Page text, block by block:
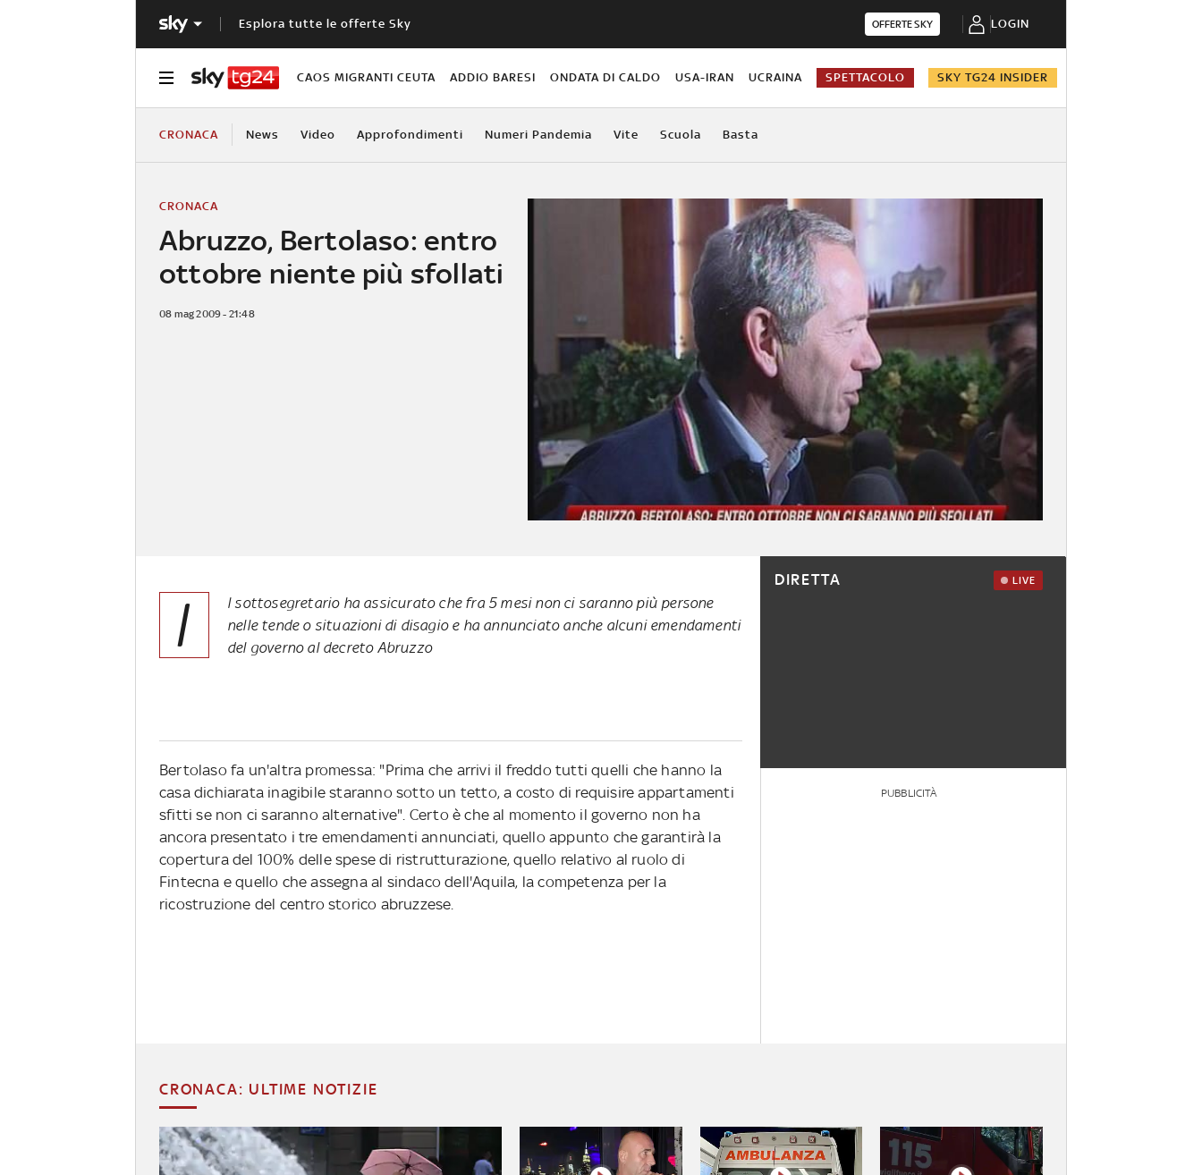
Esplora tutte le offerte Sky OFFERTE SKY LOGIN
CAOS MIGRANTI CEUTA ADDIO BARESI ONDATA DI CALDO USA-IRAN UCRAINA SPETTACOLO SKY TG24 INSIDER
CRONACA News Video Approfondimenti Numeri Pandemia Vite Scuola Basta
Abruzzo, Bertolaso: entro
ottobre niente più sfollati
CRONACA
08 mag 2009 - 21:48
I
l sottosegretario ha assicurato che fra 5 mesi non ci saranno più persone
nelle tende o situazioni di disagio e ha annunciato anche alcuni emendamenti
del governo al decreto Abruzzo
Bertolaso fa un'altra promessa: "Prima che arrivi il freddo tutti quelli che hanno la
casa dichiarata inagibile staranno sotto un tetto, a costo di requisire appartamenti
sfitti se non ci saranno alternative". Certo è che al momento il governo non ha
ancora presentato i tre emendamenti annunciati, quello appunto che garantirà la
copertura del 100% delle spese di ristrutturazione, quello relativo al ruolo di
Fintecna e quello che assegna al sindaco dell'Aquila, la competenza per la
ricostruzione del centro storico abruzzese.
DIRETTA LIVE
PUBBLICITÀ
CRONACA: ULTIME NOTIZIE